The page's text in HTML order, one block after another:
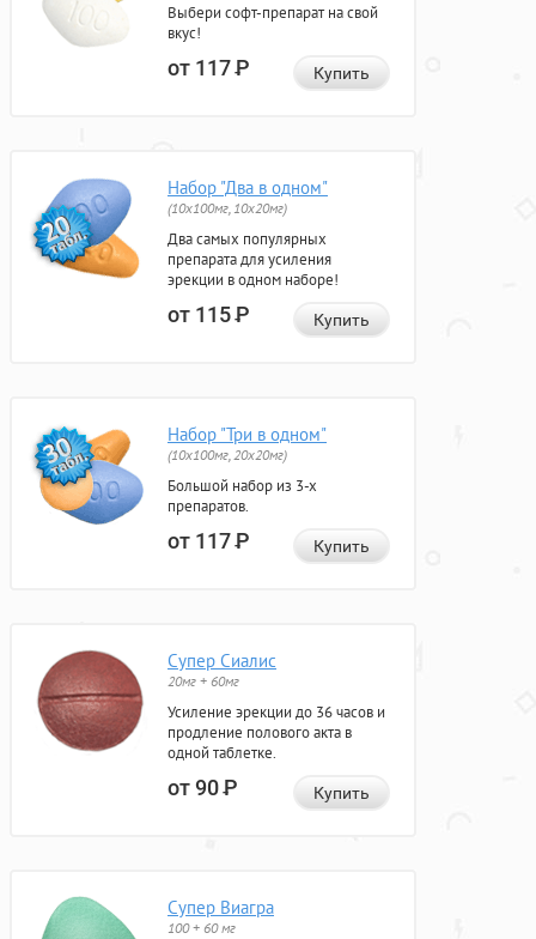
Выбери софт-препарат на свой
вкус!
от 117Р Купить
Набор "Два в одном"
(10x100мг, 10x20мг)
Два самых популярных
препарата для усиления
эрекции в одном наборе!
от 115Р Купить
Набор "Три в одном"
(10x100мг, 20x20мг)
Большой набор из 3-х
препаратов.
от 117Р Купить
Супер Сиалис
20мг + 60мг
Усиление эрекции до 36 часов и
продление полового акта в
одной таблетке.
от 90Р Купить
Супер Виагра
100 + 60 мг